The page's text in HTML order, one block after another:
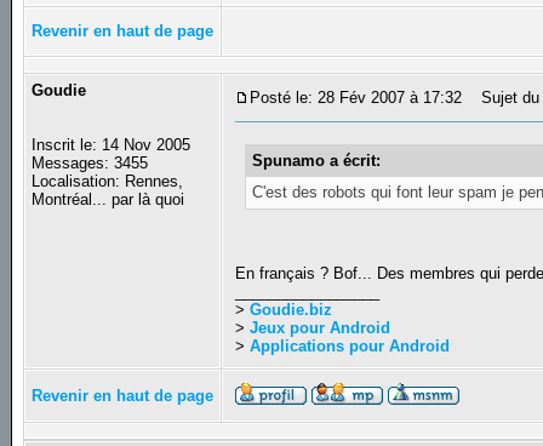
Revenir en haut de page
Goudie
Inscrit le: 14 Nov 2005
Messages: 3455
Localisation: Rennes,
Montréal... par là quoi
Posté le: 28 Fév 2007 à 17:32 Sujet du
Spunamo a écrit:
C'est des robots qui font leur spam je
En français ? Bof... Des membres qui
>Goudie.biz
>Jeux pour Android
>Applications pour Android
Revenir en haut de page